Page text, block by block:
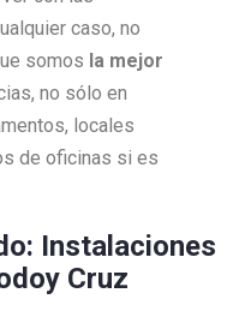
caso, no
somos la mejor
no sólo en
locales
de oficinas si es
Instalaciones
Cruz